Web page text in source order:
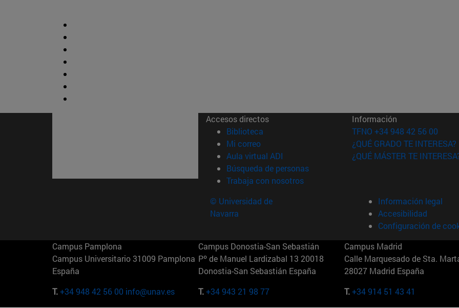
Accesos directos
Biblioteca (abre en nueva ventana)
Mi correo(abre en nueva ventana)
Aula virtual ADI (abre en nueva ventana)
Búsqueda de personas(abre en nueva ventana)
Trabaja con nosotros(abre en nueva ventana)
Información
TFNO +34 948 42 56 00
¿QUÉ GRADO TE INTERESA?
¿QUÉ MÁSTER TE
© Universidad de
Navarra
Información legal
Accesibilidad
Configuración de
Campus Pamplona
Campus Universitario 31009 Pamplona
España
T.+34 948 42 56 00 info@unav.es
Campus Donostia-San Sebastián
Pº de Manuel Lardizabal 13 20018
Donostia-San Sebastián España
T.+34 943 21 98 77
Campus Madrid
Calle Marquesado de Sta.
28027 Madrid España
T.+34 914 51 43 41